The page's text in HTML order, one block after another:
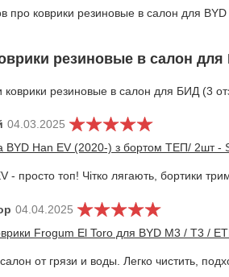
про коврики резиновые в салон для BYD
резиновые в салон
коврики резиновые в салон для БИД (3
04.03.2025
BYD Han EV (2020-) з бортом ТЕП/ 2шт -
- просто топ! Чітко лягають, бортики
04.04.2025
Frogum El Toro для BYD M3 / T3 /
от грязи и воды. Легко чистить,